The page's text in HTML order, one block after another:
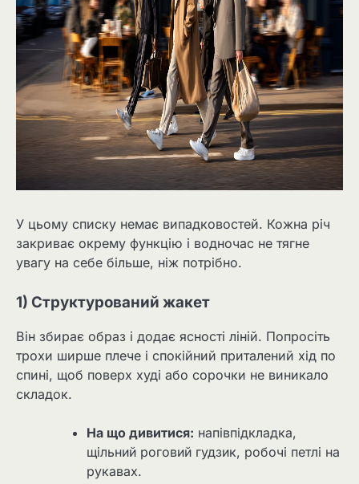
У цьому списку немає випадковостей. Кожна річ
закриває окрему функцію і водночас не тягне
увагу на себе більше, ніж потрібно.
1) Структурований жакет
Він збирає образ і додає ясності ліній. Попросіть
трохи ширше плече і спокійний приталений хід по
спині, щоб поверх худі або сорочки не виникало
складок.
На що дивитися: напівпідкладка,
щільний роговий гудзик, робочі петлі на
рукавах.